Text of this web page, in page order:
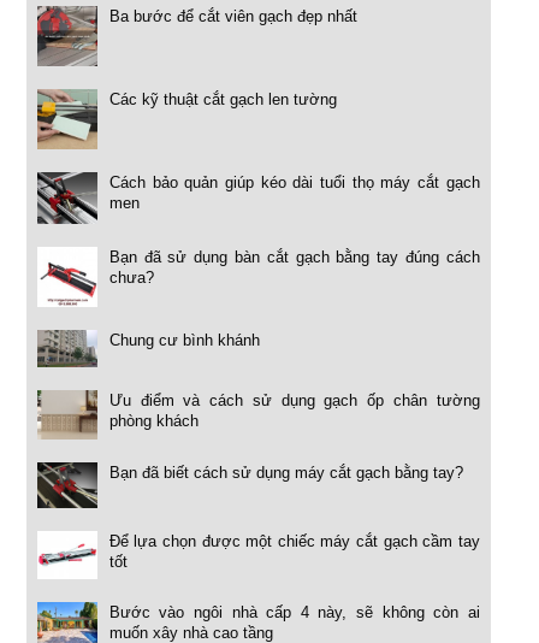
Ba bước để cắt viên gạch đẹp nhất
Các kỹ thuật cắt gạch len tường
Cách bảo quản giúp kéo dài tuổi thọ máy cắt gạch
men
Bạn đã sử dụng bàn cắt gạch bằng tay đúng cách
chưa?
Chung cư bình khánh
Ưu điểm và cách sử dụng gạch ốp chân tường
phòng khách
Bạn đã biết cách sử dụng máy cắt gạch bằng tay?
Để lựa chọn được một chiếc máy cắt gạch cầm tay
tốt
Bước vào ngôi nhà cấp 4 này, sẽ không còn ai
muốn xây nhà cao tầng